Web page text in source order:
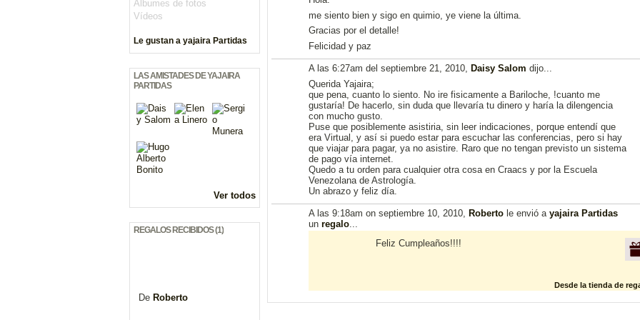
Álbumes de fotos
Vídeos
Le gustan a yajaira Partidas
LAS AMISTADES DE YAJAIRA
PARTIDAS
Ver todos
REGALOS RECIBIDOS (1)
De Roberto
me siento bien y sigo en quimio, ye viene la última.
Gracias por el detalle!
Felicidad y paz
A las 6:27am del septiembre 21, 2010, Daisy Salom dijo...
Querida Yajaira;
que pena, cuanto lo siento. No ire fisicamente a Bariloche, !cuanto me
gustaría! De hacerlo, sin duda que llevaría tu dinero y haría la dilengencia
con mucho gusto.
Puse que posiblemente asistiria, sin leer indicaciones, porque entendí que
era Virtual, y así si puedo estar para escuchar las conferencias, pero si hay
que viajar para pagar, ya no asistire. Raro que no tengan previsto un sistema
de pago vía internet.
Quedo a tu orden para cualquier otra cosa en Craacs y por la Escuela
Venezolana de Astrología.
Un abrazo y feliz día.
A las 9:18am on septiembre 10, 2010, Roberto le envió a yajaira Partidas
un regalo
Feliz Cumpleaños!!!!
Desde la tienda de